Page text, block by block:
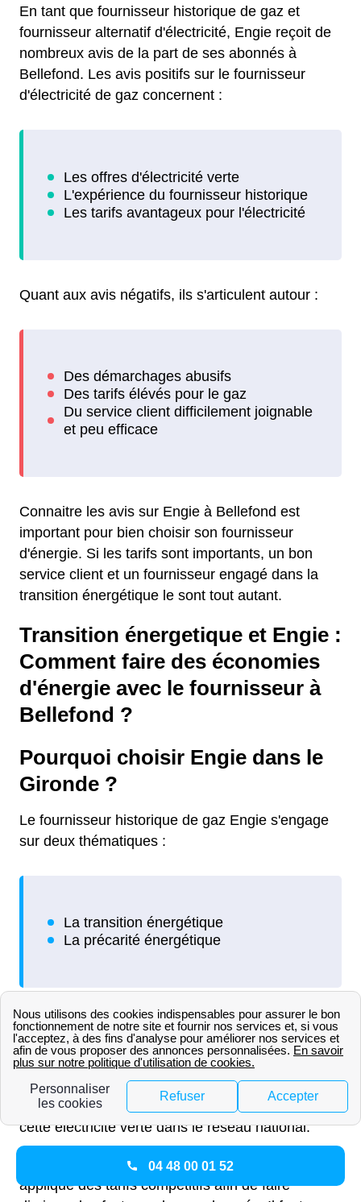
En tant que fournisseur historique de gaz et
fournisseur alternatif d'électricité, Engie reçoit de
nombreux avis de la part de ses abonnés à
Bellefond. Les avis positifs sur le fournisseur
d'électricité de gaz concernent :
Quant aux avis négatifs, ils s'articulent autour :
Connaitre les avis sur Engie à Bellefond est
important pour bien choisir son fournisseur
d'énergie. Si les tarifs sont importants, un bon
service client et un fournisseur engagé dans la
transition énergétique le sont tout autant.
Transition énergetique et Engie :
Comment faire des économies
d'énergie avec le fournisseur à
Bellefond ?
Pourquoi choisir Engie dans le
Gironde ?
Le fournisseur historique de gaz Engie s'engage
sur deux thématiques :
En ce qui concerne la transition énergétique,
Engie investit dans les énergies renouvelables et
ne propose que des offres d'électricité verte. Le
fournisseur achète des Garanties d'Origine
auprès de producteurs d'énergie verte et réinjecte
cette électricité verte dans le réseau national.
Sur le point de la précarité énergétique, Engie
applique des tarifs compétitifs afin de faire
04 48 00 01 52